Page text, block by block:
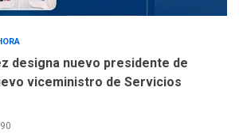
designa nuevo presidente de
viceministro de Servicios